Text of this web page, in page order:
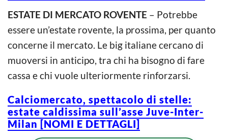
ESTATE DI MERCATO ROVENTE – Potrebbe
essere un’estate rovente, la prossima, per quanto
concerne il mercato. Le big italiane cercano di
muoversi in anticipo, tra chi ha bisogno di fare
cassa e chi vuole ulteriormente rinforzarsi.
Calciomercato, spettacolo di stelle:
estate caldissima sull’asse Juve-Inter-
Milan [NOMI E DETTAGLI]